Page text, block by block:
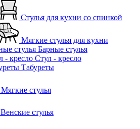
Стулья для кухни со спинкой
Мягкие стулья для кухни
Барные стулья
Стул - кресло
Табуреты
Мягкие стулья
Венские стулья